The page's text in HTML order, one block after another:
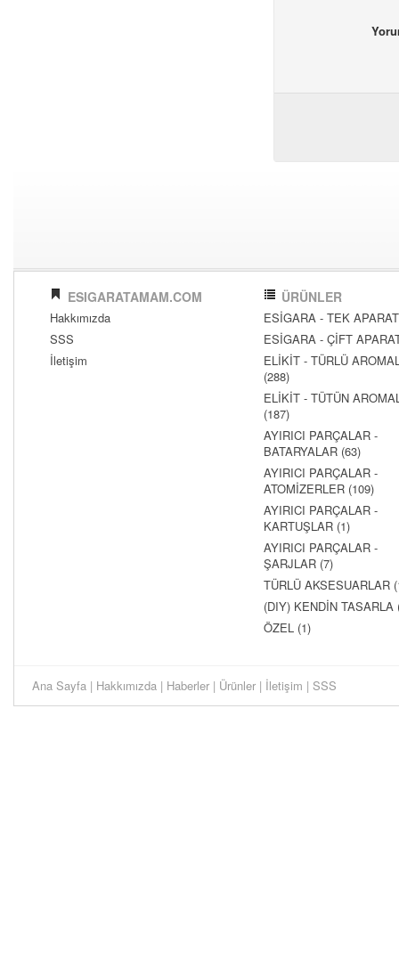
ESIGARATAMAM.COM
Hakkımızda
SSS
İletişim
ÜRÜNLER
ESİGARA - TEK
ESİGARA - ÇİFT
ELİKİT - TÜRLÜ
(288)
ELİKİT - TÜTÜN
(187)
AYIRICI PARÇALAR -
BATARYALAR (63)
AYIRICI PARÇALAR -
ATOMİZERLER (109)
AYIRICI PARÇALAR -
KARTUŞLAR (1)
AYIRICI PARÇALAR -
ŞARJLAR (7)
TÜRLÜ AKSESUARLAR
(DIY) KENDİN TASARLA
ÖZEL (1)
Ana Sayfa | Hakkımızda | Haberler | Ürünler | İletişim | SSS